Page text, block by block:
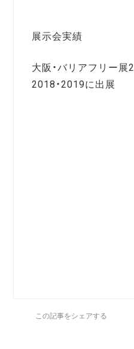
展示会実績
大阪・バリアフリー展
2018・2019に出展
この記事をシェアする